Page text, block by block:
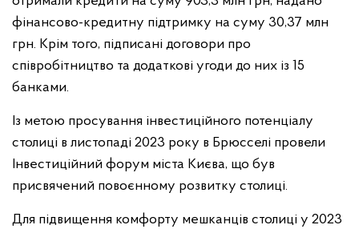
фінансово-кредитну підтримку на суму 30,37 млн
грн. Крім того, підписані договори про
співробітництво та додаткові угоди до них із 15
банками.
Із метою просування інвестиційного потенціалу
столиці в листопаді 2023 року в Брюсселі провели
Інвестиційний форум міста Києва, що був
присвячений повоєнному розвитку столиці.
Для підвищення комфорту мешканців столиці у 2023